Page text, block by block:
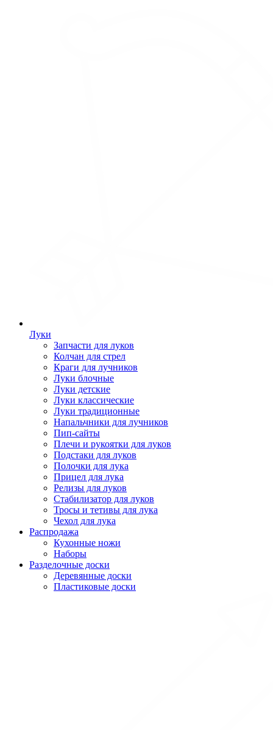
Луки
Запчасти для луков
Колчан для стрел
Краги для лучников
Луки блочные
Луки детские
Луки классические
Луки традиционные
Напальчники для лучников
Пип-сайты
Плечи и рукоятки для луков
Подстаки для луков
Полочки для лука
Прицел для лука
Релизы для луков
Стабилизатор для луков
Тросы и тетивы для лука
Чехол для лука
Распродажа
Кухонные ножи
Наборы
Разделочные доски
Деревянные доски
Пластиковые доски